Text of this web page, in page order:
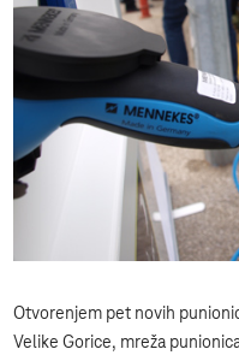
Otvorenjem pet novih
Velike Gorice, mreža